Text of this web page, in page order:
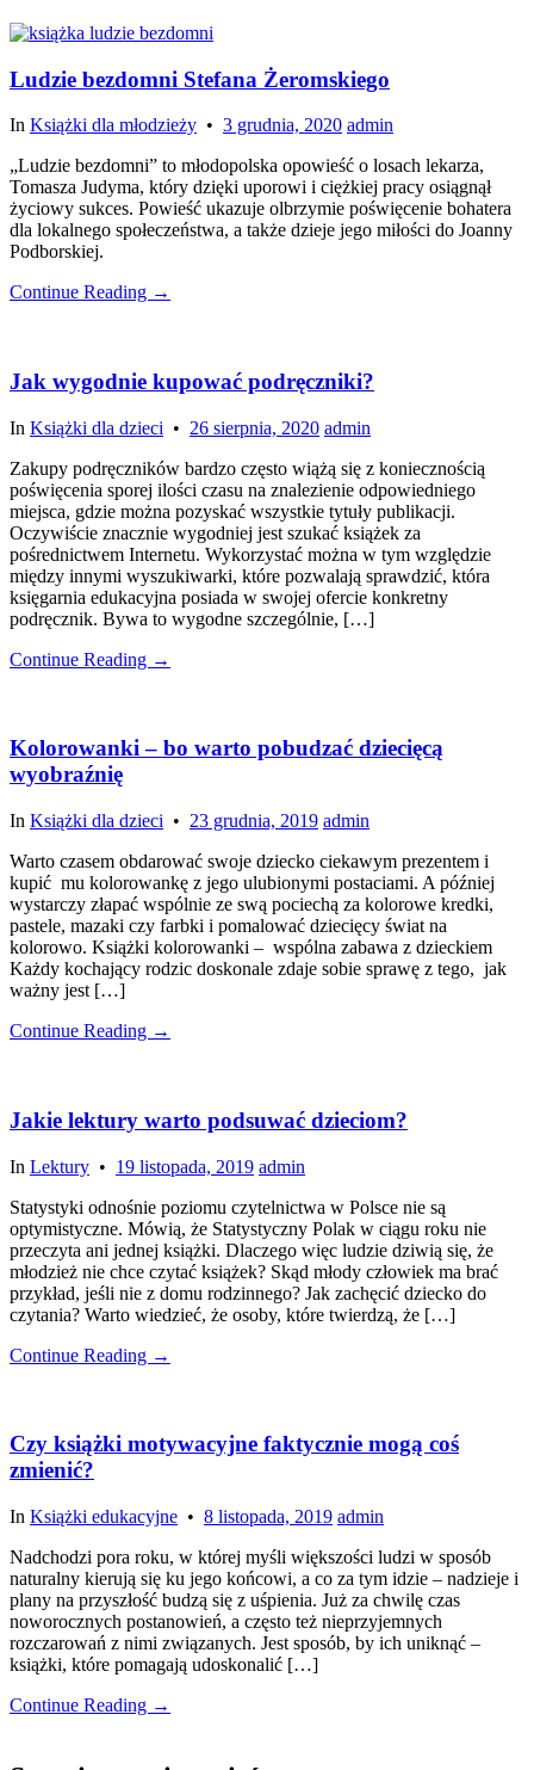
Ludzie bezdomni Stefana Żeromskiego
In Książki dla młodzieży • 3 grudnia, 2020 admin
„Ludzie bezdomni” to młodopolska opowieść o losach lekarza,
Tomasza Judyma, który dzięki uporowi i ciężkiej pracy osiągnął
życiowy sukces. Powieść ukazuje olbrzymie poświęcenie bohatera
dla lokalnego społeczeństwa, a także dzieje jego miłości do Joanny
Podborskiej.
Continue Reading →
Jak wygodnie kupować podręczniki?
In Książki dla dzieci • 26 sierpnia, 2020 admin
Zakupy podręczników bardzo często wiążą się z koniecznością
poświęcenia sporej ilości czasu na znalezienie odpowiedniego
miejsca, gdzie można pozyskać wszystkie tytuły publikacji.
Oczywiście znacznie wygodniej jest szukać książek za
pośrednictwem Internetu. Wykorzystać można w tym względzie
między innymi wyszukiwarki, które pozwalają sprawdzić, która
księgarnia edukacyjna posiada w swojej ofercie konkretny
podręcznik. Bywa to wygodne szczególnie, […]
Continue Reading →
Kolorowanki – bo warto pobudzać dziecięcą
wyobraźnię
In Książki dla dzieci • 23 grudnia, 2019 admin
Warto czasem obdarować swoje dziecko ciekawym prezentem i
kupić mu kolorowankę z jego ulubionymi postaciami. A później
wystarczy złapać wspólnie ze swą pociechą za kolorowe kredki,
pastele, mazaki czy farbki i pomalować dziecięcy świat na
kolorowo. Książki kolorowanki – wspólna zabawa z dzieckiem
Każdy kochający rodzic doskonale zdaje sobie sprawę z tego, jak
ważny jest […]
Continue Reading →
Jakie lektury warto podsuwać dzieciom?
In Lektury • 19 listopada, 2019 admin
Statystyki odnośnie poziomu czytelnictwa w Polsce nie są
optymistyczne. Mówią, że Statystyczny Polak w ciągu roku nie
przeczyta ani jednej książki. Dlaczego więc ludzie dziwią się, że
młodzież nie chce czytać książek? Skąd młody człowiek ma brać
przykład, jeśli nie z domu rodzinnego? Jak zachęcić dziecko do
czytania? Warto wiedzieć, że osoby, które twierdzą, że […]
Continue Reading →
Czy książki motywacyjne faktycznie mogą coś
zmienić?
In Książki edukacyjne • 8 listopada, 2019 admin
Nadchodzi pora roku, w której myśli większości ludzi w sposób
naturalny kierują się ku jego końcowi, a co za tym idzie – nadzieje i
plany na przyszłość budzą się z uśpienia. Już za chwilę czas
noworocznych postanowień, a często też nieprzyjemnych
rozczarowań z nimi związanych. Jest sposób, by ich uniknąć –
książki, które pomagają udoskonalić […]
Continue Reading →